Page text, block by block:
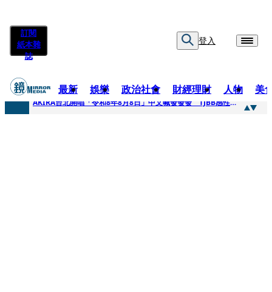
訂閱
紙本雜
誌
登入
最新 娛樂 政治社會 財經理財 人物 美
快訊
AKIRA台北開唱「令和8年8月8日」中文喊發發發 TJBB感性喊「謝謝AKIRA桑」